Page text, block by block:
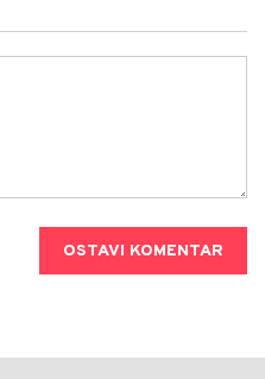
OSTAVI KOMENTAR